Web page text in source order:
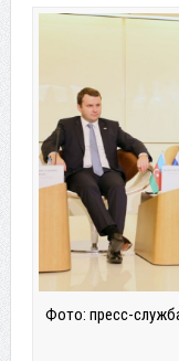
Фото: пресс-